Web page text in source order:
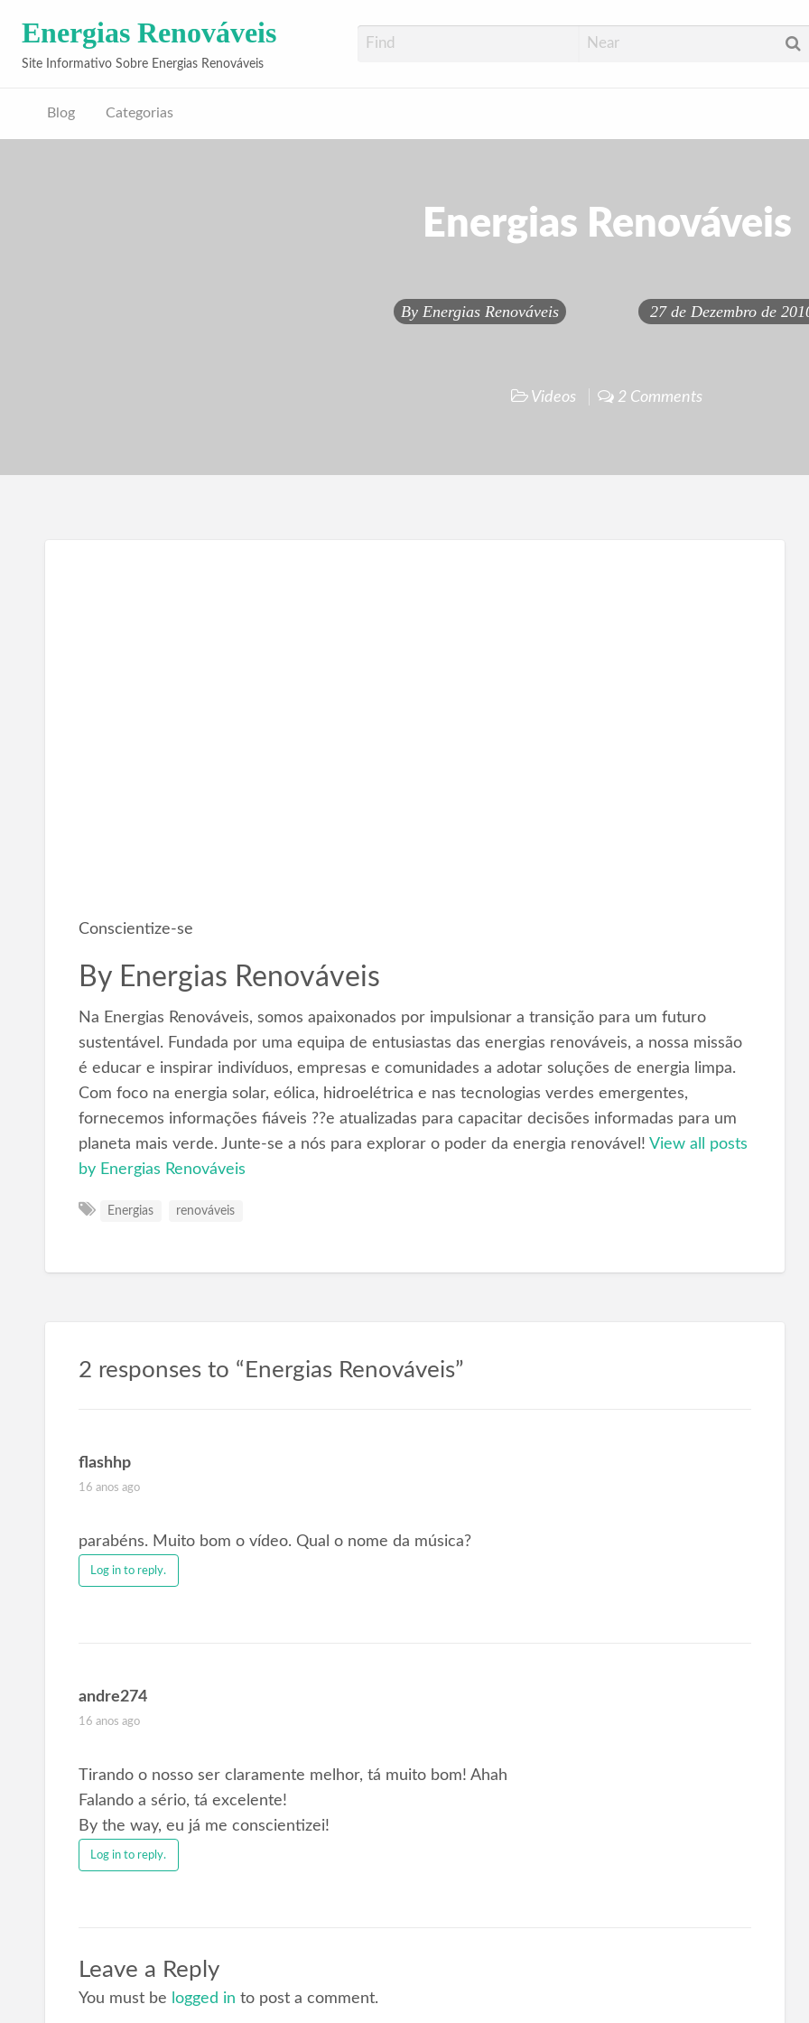
Energias Renováveis
Site Informativo Sobre Energias Renováveis
Blog Categorias
Energias Renováveis
By Energias Renováveis 27 de Dezembro de
Videos 2 Comments
Conscientize-se
By Energias Renováveis
Na Energias Renováveis, somos apaixonados por impulsionar a transição para um futuro
sustentável. Fundada por uma equipa de entusiastas das energias renováveis, a nossa missão
é educar e inspirar indivíduos, empresas e comunidades a adotar soluções de energia limpa.
Com foco na energia solar, eólica, hidroelétrica e nas tecnologias verdes emergentes,
fornecemos informações fiáveis ??e atualizadas para capacitar decisões informadas para um
planeta mais verde. Junte-se a nós para explorar o poder da energia renovável! View all posts
by Energias Renováveis
Energias renováveis
2 responses to “Energias Renováveis”
flashhp
16 anos ago
parabéns. Muito bom o vídeo. Qual o nome da música?
Log in to reply.
andre274
16 anos ago
Tirando o nosso ser claramente melhor, tá muito bom! Ahah
Falando a sério, tá excelente!
By the way, eu já me conscientizei!
Log in to reply.
Leave a Reply
You must be logged in to post a comment.